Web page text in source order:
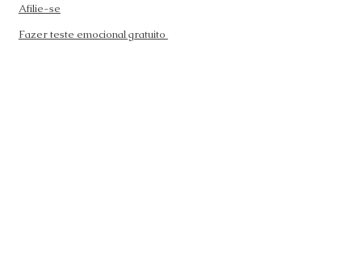
Afilie-se
Fazer teste emocional gratuito